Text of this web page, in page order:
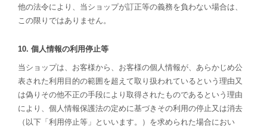
他の法令により、当ショップが訂正等の義務を負わない場合は、
この限りではありません。
10. 個人情報の利用停止等
当ショップは、お客様から、お客様の個人情報が、あらかじめ公
表された利用目的の範囲を超えて取り扱われているという理由又
は偽りその他不正の手段により取得されたものであるという理由
により、個人情報保護法の定めに基づきその利用の停止又は消去
（以下「利用停止等」といいます。）を求められた場合におい